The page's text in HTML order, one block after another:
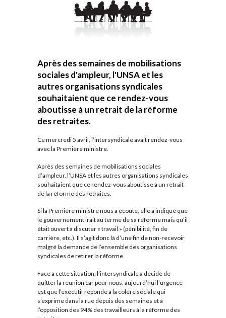
Après des semaines de mobilisations
sociales d'ampleur, l'UNSA et les
autres organisations syndicales
souhaitaient que ce rendez-vous
aboutisse à un retrait de la réforme
des retraites.
Ce mercredi 5 avril, l’intersyndicale avait rendez-vous
avec la Première ministre.
Après des semaines de mobilisations sociales
d’ampleur, l’UNSA et les autres organisations syndicales
souhaitaient que ce rendez-vous aboutisse à un retrait
de la réforme des retraites.
Si la Première ministre nous a écouté, elle a indiqué que
le gouvernement irait au terme de sa réforme mais qu’il
était ouvert à discuter « travail » (pénibilité, fin de
carrière, etc.). Il s’agit donc là d’une fin de non-recevoir
malgré la demande de l’ensemble des organisations
syndicales de retirer la réforme.
Face à cette situation, l’intersyndicale a décidé de
quitter la réunion car pour nous, aujourd’hui l’urgence
est que l’exécutif réponde à la colère sociale qui
s’exprime dans la rue depuis des semaines et à
l’opposition des 94% des travailleurs à la réforme des